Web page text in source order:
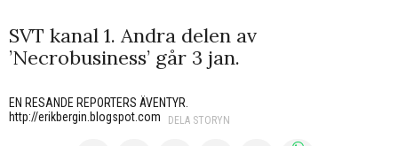
SVT kanal 1. Andra delen av
’Necrobusiness’ går 3 jan.
EN RESANDE REPORTERS ÄVENTYR.
http://erikbergin.blogspot.com
DELA STORYN